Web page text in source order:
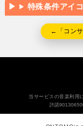
特殊条件アイ
←「コン
当サービスの音楽利用
許諾